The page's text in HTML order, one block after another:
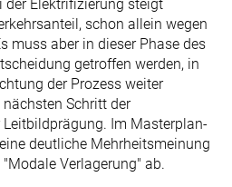
der Elektrifizierung steigt
schon allein wegen
muss aber in dieser Phase des
getroffen werden, in
der Prozess weiter
Schritt der
Im Masterplan-
deutliche Mehrheitsmeinung
Verlagerung" ab.